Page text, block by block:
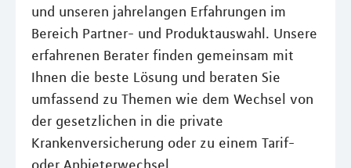
und unseren jahrelangen Erfahrungen im
Bereich Partner- und Produktauswahl. Unsere
erfahrenen Berater finden gemeinsam mit
Ihnen die beste Lösung und beraten Sie
umfassend zu Themen wie dem Wechsel von
der gesetzlichen in die private
Krankenversicherung oder zu einem Tarif-